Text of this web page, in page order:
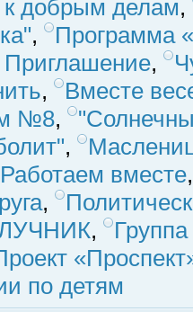
добрым делам,
,
Программа
,
,
Вместе
№8,
,
Работаем вместе
,
,
по детям